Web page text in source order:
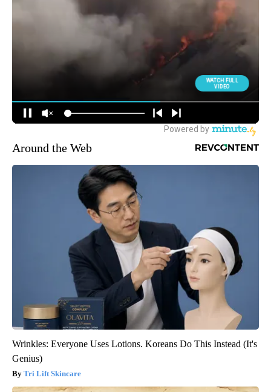
Around the Web
Wrinkles: Everyone Uses Lotions. Koreans Do This Instead (It's
Genius)
Tri Lift Skincare